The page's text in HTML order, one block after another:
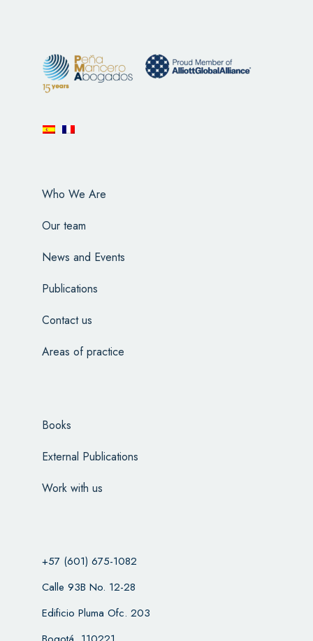
Who We Are
Our team
News and Events
Publications
Contact us
Areas of practice
Books
External Publications
Work with us
+57 (601) 675-1082
Calle 93B No. 12-28
Edificio Pluma Ofc. 203